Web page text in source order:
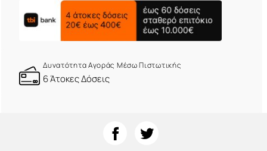
Δυνατότητα Αγοράς Μέσω Πιστωτικής
6 Άτοκες Δόσεις